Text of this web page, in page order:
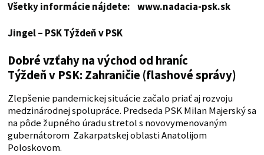
Všetky informácie nájdete: www.nadacia-psk.sk
Jingel – PSK Týždeň v PSK
Dobré vzťahy navýchod od hraníc
Týždeň v PSK: Zahraničie (flashové správy)
Zlepšenie pandemickej situácie začalo priať aj rozvoju
medzinárodnej spolupráce. Predseda PSK Milan Majerský sa
na pôde župného úradu stretol s novovymenovaným
gubernátorom Zakarpatskej oblasti Anatolijom
Poloskovom.